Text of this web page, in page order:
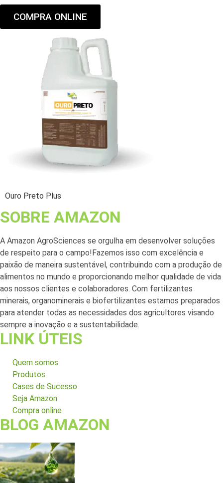
COMPRA ONLINE
Ouro Preto Plus
SOBRE AMAZON
A Amazon AgroSciences se orgulha em desenvolver soluções
de respeito para o campo!Fazemos isso com excelência e
paixão de maneira sustentável, contribuindo com a produção de
alimentos no mundo e proporcionando melhor qualidade de vida
aos nossos clientes e colaboradores. Com fertilizantes
minerais, organominerais e biofertilizantes estamos preparados
para atender todas as necessidades dos agricultores visando
sempre a inovação e a sustentabilidade.
LINK ÚTEIS
Quem somos
Produtos
Cases de Sucesso
Seja Amazon
Compra online
BLOG AMAZON